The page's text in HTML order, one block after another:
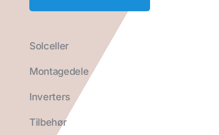
Solceller
Montagedele
Inverters
Tilbehør